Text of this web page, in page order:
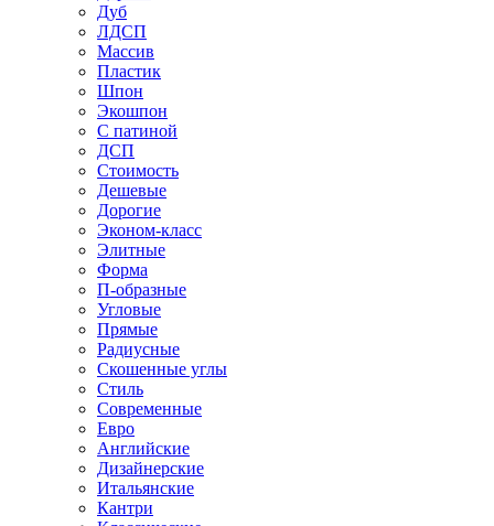
Дуб
ЛДСП
Массив
Пластик
Шпон
Экошпон
С патиной
ДСП
Стоимость
Дешевые
Дорогие
Эконом-класс
Элитные
Форма
П-образные
Угловые
Прямые
Радиусные
Скошенные углы
Стиль
Современные
Евро
Английские
Дизайнерские
Итальянские
Кантри